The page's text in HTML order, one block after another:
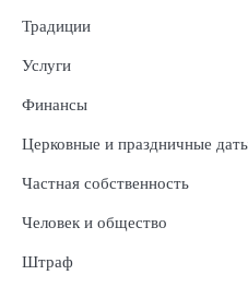
Традиции
Услуги
Финансы
Церковные и праздничные
Частная собственность
Человек и общество
Штраф